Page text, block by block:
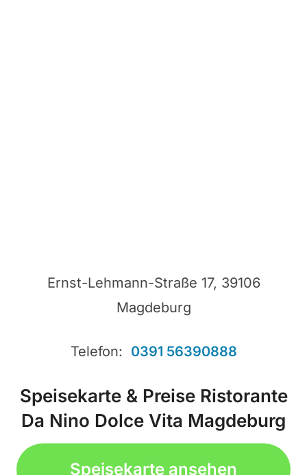
Ernst-Lehmann-Straße 17, 39106
Magdeburg
Telefon: 0391 56390888
Speisekarte & Preise Ristorante
Da Nino Dolce Vita Magdeburg
Speisekarte ansehen